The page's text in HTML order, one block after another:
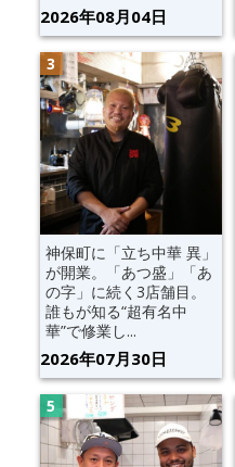
2026年08月04日
神保町に「立ち中華 異」
が開業。「あつ盛」「あ
の字」に続く3店舗目。
誰もが知る“超有名中
華”で修業し...
2026年07月30日